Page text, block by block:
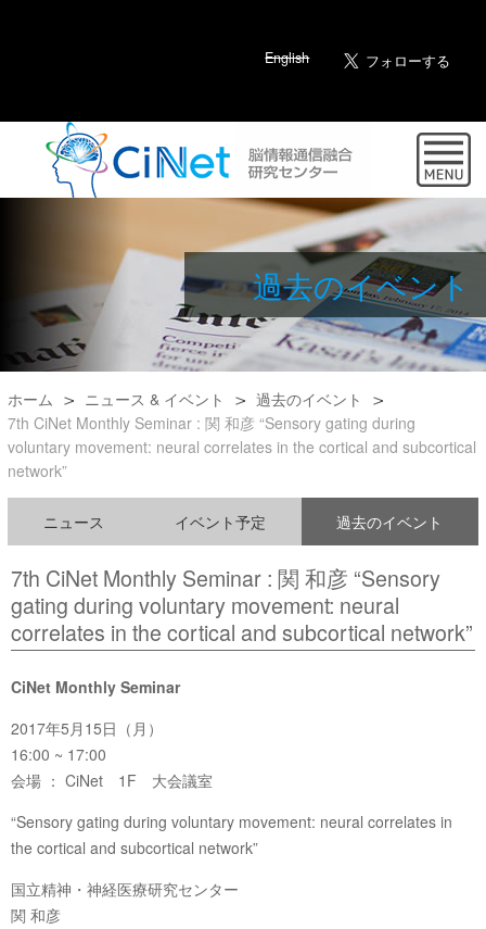
English
過去のイベント
ホーム ニュース & イベント
過去のイベント
7th CiNet Monthly Seminar : 関 和彦 “Sensory gating during
voluntary movement: neural correlates in the cortical and subcortical
network”
ニュース イベント予定 過去のイベント
7th CiNet Monthly Seminar : 関 和彦 “Sensory
gating during voluntary movement: neural
correlates in the cortical and subcortical network”
CiNet Monthly Seminar
2017年5月15日（月）
16:00 ~ 17:00
会場 ： CiNet 1F 大会議室
“Sensory gating during voluntary movement: neural correlates in
the cortical and subcortical network”
国立精神・神経医療研究センター
関 和彦